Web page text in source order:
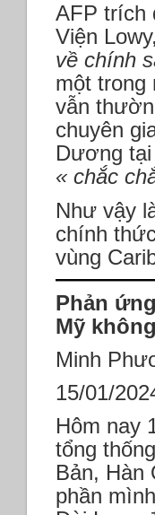
AFP trích
Viện
về chính
một trong
vẫn
chuyên
Dương
« chắc
Như vậy
chính
vùng
Phản
Mỹ
Minh
15/01/
Hôm nay
tổng
Bản, Hàn
phần